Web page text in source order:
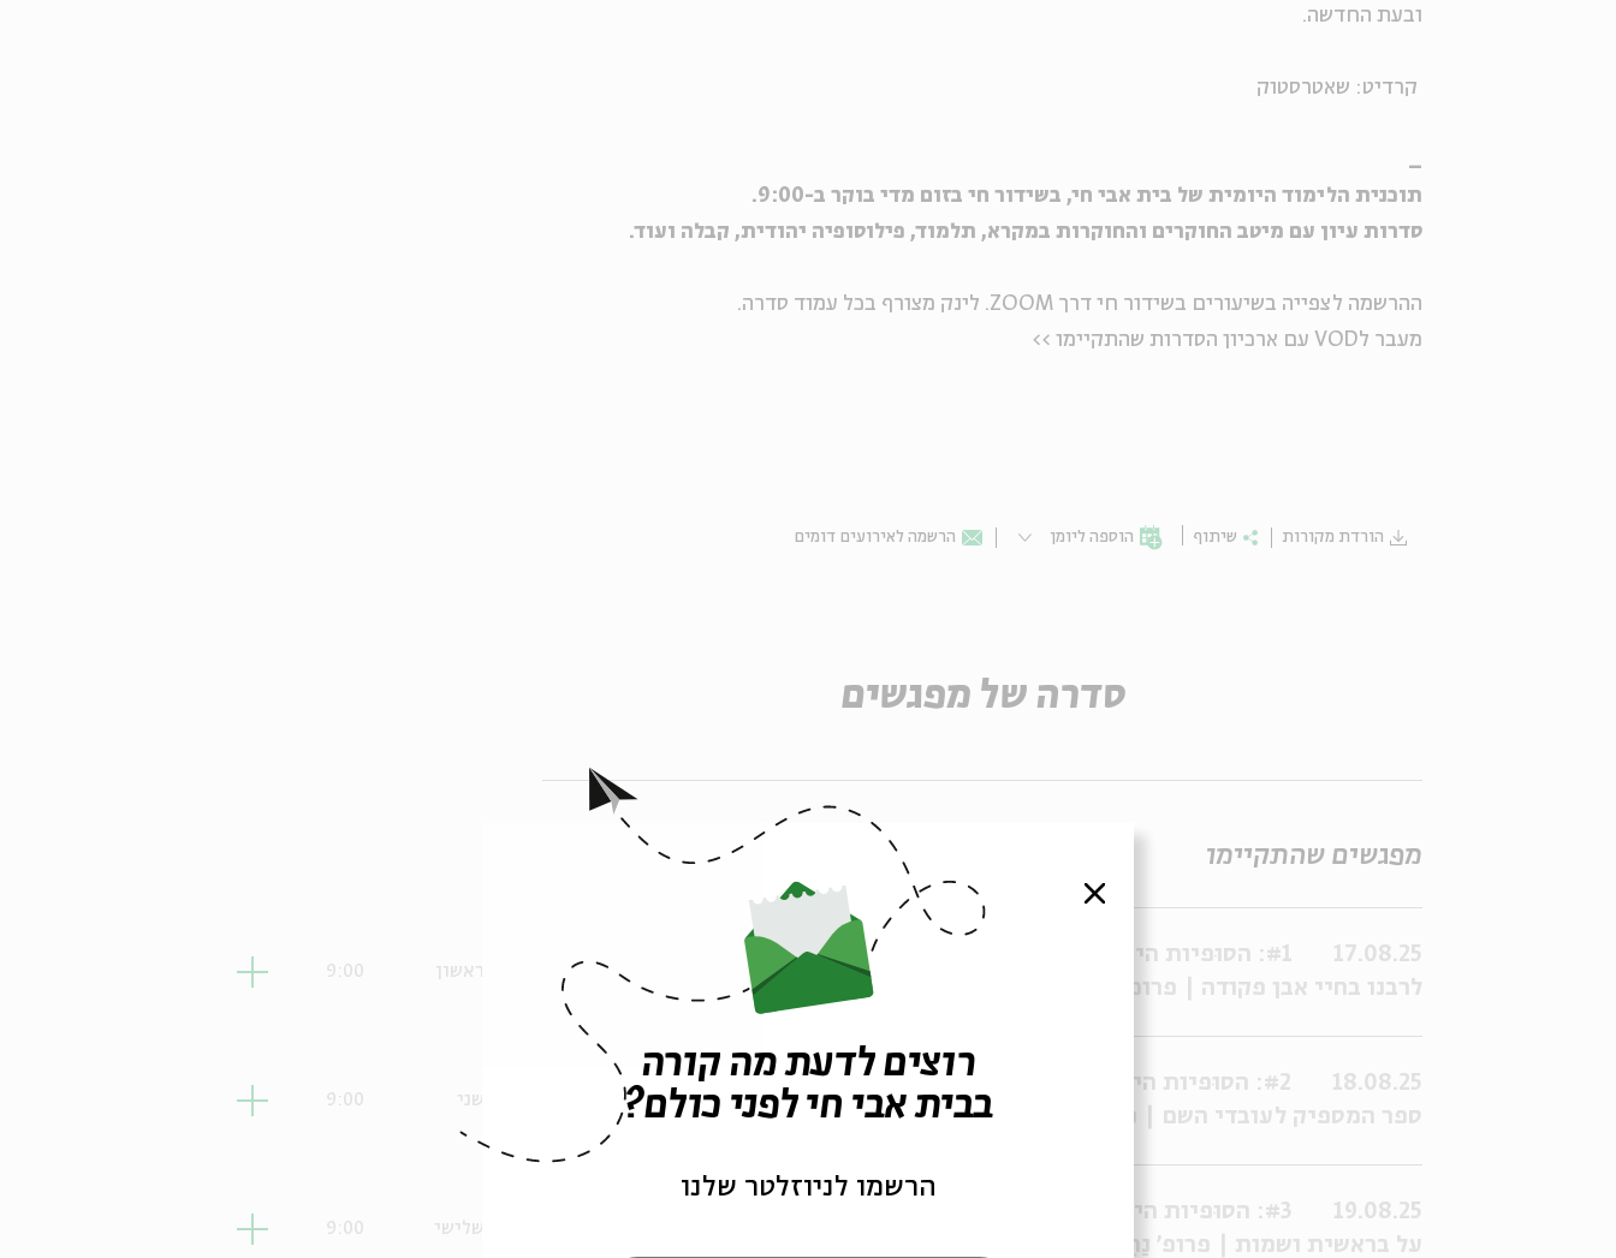
ובעת החדשה.
קרדיט: שאטרסטוק
_
תוכנית הלימוד היומית של בית אבי חי, בשידור חי בזום מדי בוקר ב-9:00.
סדרות עיון עם מיטב החוקרים והחוקרות במקרא, תלמוד, פילוסופיה יהודית, קבלה ועוד.
ההרשמה לצפייה בשיעורים בשידור חי דרך ZOOM. לינק מצורף בכל עמוד סדרה.
מעבר לVOD עם ארכיון הסדרות שהתקיימו >>
הורדת מקורות שיתוף הוספה ליומן הרשמה לאירועים דומים
סדרה של מפגשים
מפגשים שהתקיימו
17.08.25
#1: הסוּפיות היהודית בימי הביניים |שיעור 1 - ספר חובות הלבבות
לרבנו בחיי אבן פקודה | פרופ' נַחֵם אילן
ראשון 9:00
18.08.25
#2: הסוּפיות היהודית בימי הביניים |שיעור 2 - ר' אברהם בן הרמב"ם -
ספר המספיק לעובדי השם | פרופ' נַחֵם אילן
שני 9:00
19.08.25
על בראשית ושמות | פרופ' נַחֵם אילן
שלישי 9:00
סגור
רוצים לדעת מה קורה
בבית אבי חי לפני כולם?
הרשמו לניוזלטר שלנו